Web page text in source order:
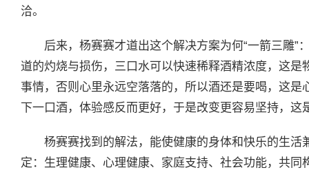
洽。
后来，杨赛赛才道出这个解决方案为何“一箭三雕”
道的灼烧与损伤，三口水可以快速稀释酒精浓度，这
事情，否则心里永远空落落的，所以酒还是要喝，这
下一口酒，体验感反而更好，于是改变更容易坚持，这
杨赛赛找到的解法，能使健康的身体和快乐的生活
定：生理健康、心理健康、家庭支持、社会功能，共